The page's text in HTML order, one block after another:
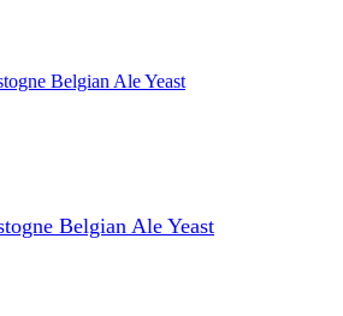
Belgian Ale Yeast